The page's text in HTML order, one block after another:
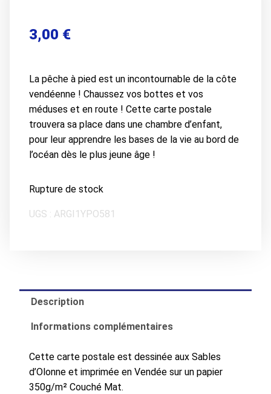
3,00 €
La pêche à pied est un incontournable de la côte
vendéenne ! Chaussez vos bottes et vos
méduses et en route ! Cette carte postale
trouvera sa place dans une chambre d’enfant,
pour leur apprendre les bases de la vie au bord de
l’océan dès le plus jeune âge !
Rupture de stock
UGS : ARGI1YPO581
Description
Informations complémentaires
Cette carte postale est dessinée aux Sables
d’Olonne et imprimée en Vendée sur un papier
350g/m² Couché Mat.